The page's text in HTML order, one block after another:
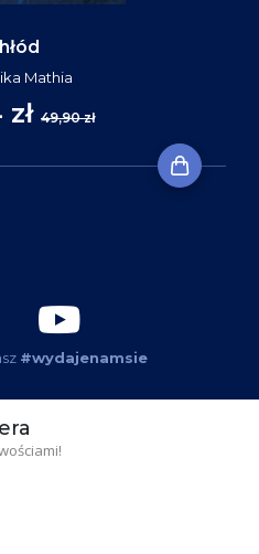
Mathia
49,90 zł
#wydajenamsie